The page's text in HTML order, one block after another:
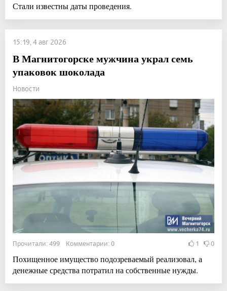
Стали известны даты проведения.
15:19, 4 авг 2026
В Магнитогорске мужчина украл семь
упаковок шоколада
Новости
Прочитали: 499 Комментарии: 0 1 0
Похищенное имущество подозреваемый реализовал, а
денежные средства потратил на собственные нужды.